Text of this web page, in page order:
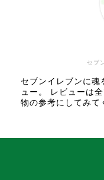
セブ
セブンイレブンに魂
ュー。 レビューは
物の参考にしてみて